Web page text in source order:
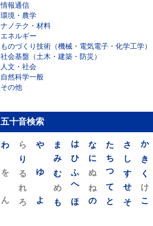
情報通信
環境・農学
ナノテク・材料
エネルギー
ものづくり技術（機械・電気電子・化学工学）
社会基盤（土木・建築・防災）
人文・社会
自然科学一般
その他
五十音検索
か
き
く
け
こ
さ
し
す
せ
そ
た
ち
つ
て
と
な
に
ぬ
ね
の
は
ひ
ふ
へ
ほ
ま
み
む
め
も
や
ゆ
よ
ら
り
る
れ
ろ
わ
を
ん